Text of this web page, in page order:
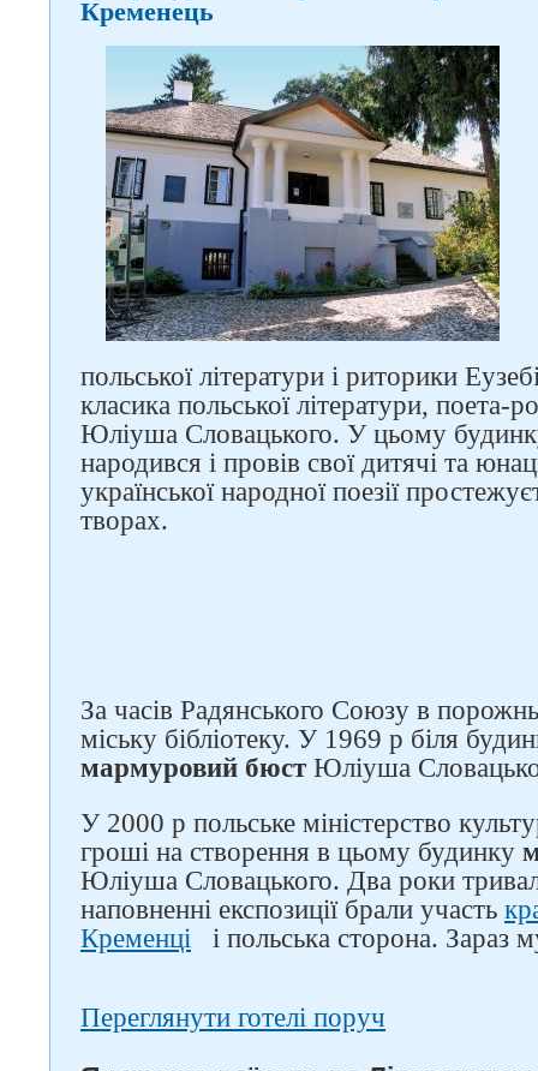
Кременець
польської літератури і риторики
класика польської літератури, поета-
Юліуша Словацького. У цьому
народився і провів свої дитячі та
української народної поезії
творах.
За часів Радянського Союзу в
міську бібліотеку. У 1969 р біля
мармуровий бюст Юліуша
У 2000 р польське міністерство
гроші на створення в цьому будинку
Юліуша Словацького. Два роки
наповненні експозиції брали участь
Кременці
і польська сторона. Зараз
Переглянути готелі поруч
Слідкуйте за нами в
соцмережах